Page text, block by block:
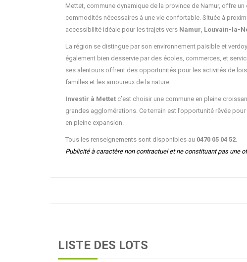
Mettet, commune dynamique de la province de Namur, offre
commodités nécessaires à une vie confortable. Située à
accessibilité idéale pour les trajets vers Namur Louvain-la-
La région se distingue par son environnement paisible et
également bien desservie par des écoles, commerces, et
ses alentours offrent des opportunités pour les activités de
familles et les amoureux de la nature.
Investir à Mettet c’est choisir une commune en pleine
grandes agglomérations. Ce terrain est l’opportunité rêvée
en pleine expansion.
Tous les renseignements sont disponibles au 0470 05 04 52
Publicité à caractère non contractuel et ne constituant pas une
LISTE DES LOTS